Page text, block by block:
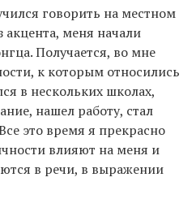
говорить на местном
акцента, меня начали
Получается, во мне
к которым относились
в нескольких школах,
нашел работу, стал
это время я прекрасно
влияют на меня и
в речи, в выражении